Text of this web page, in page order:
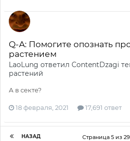
Q-A: Помогите опознать
растением
LaoLung ответил ContentDzagi
растений
А в секте?
18 февраля, 2021 17,691 ответ
НАЗАД Страница 5 из